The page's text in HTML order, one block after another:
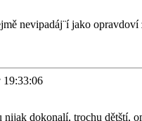
nevipadáj¨í jako
19:33:06
nijak dokonalí, trochu